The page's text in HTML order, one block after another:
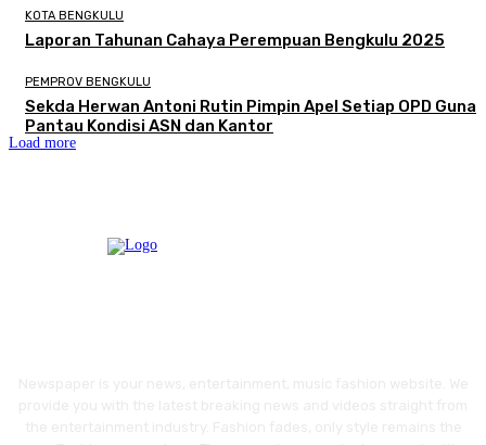
KOTA BENGKULU
Laporan Tahunan Cahaya Perempuan Bengkulu 2025
PEMPROV BENGKULU
Sekda Herwan Antoni Rutin Pimpin Apel Setiap OPD Guna
Pantau Kondisi ASN dan Kantor
Load more